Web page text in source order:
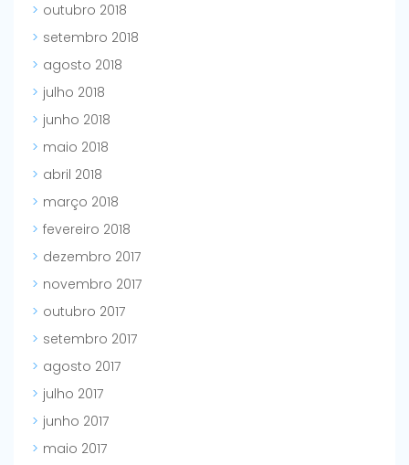
outubro 2018
setembro 2018
agosto 2018
julho 2018
junho 2018
maio 2018
abril 2018
março 2018
fevereiro 2018
dezembro 2017
novembro 2017
outubro 2017
setembro 2017
agosto 2017
julho 2017
junho 2017
maio 2017